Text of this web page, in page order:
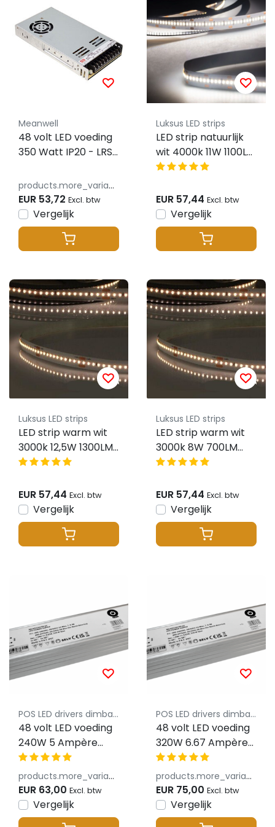
Meanwell
48 volt LED voeding
350 Watt IP20 - LRS-
products.more_variants_available
EUR 53,72 Excl. btw
Vergelijk
Luksus LED strips
LED strip natuurlijk
wit 4000k 11W 1100LM
182LED p/m 48VDC
EUR 57,44 Excl. btw
Vergelijk
Luksus LED strips
LED strip warm wit
3000k 12,5W 1300LM
192LED p/m 48VDC
EUR 57,44 Excl. btw
Vergelijk
Luksus LED strips
LED strip warm wit
3000k 8W 700LM
240LED p/m 48VDC
EUR 57,44 Excl. btw
Vergelijk
POS LED drivers dimbaar
48 volt LED voeding
240W 5 Ampère
MCHQ-240v48-GE
products.more_variants_available
EUR 63,00 Excl. btw
Vergelijk
POS LED drivers dimbaar
48 volt LED voeding
320W 6.67 Ampère
MCHQ-320v48-GE
products.more_variants_available
EUR 75,00 Excl. btw
Vergelijk